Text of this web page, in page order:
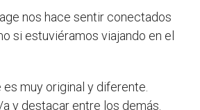
nos hace sentir conectados
si estuviéramos viajando en el
muy original y diferente.
y destacar entre los demás.